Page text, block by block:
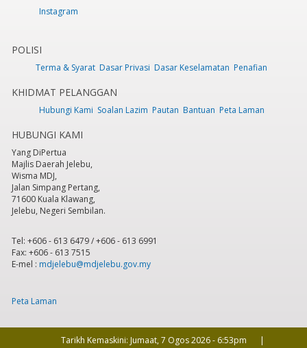
6pm
8 pm
9 pm
10pm
Instagram
POLISI
Terma & Syarat Dasar Privasi Dasar Keselamatan Penafian
KHIDMAT PELANGGAN
Hubungi Kami Soalan Lazim Pautan Bantuan Peta Laman
HUBUNGI KAMI
Yang DiPertua
Majlis Daerah Jelebu,
Wisma MDJ,
Jalan Simpang Pertang,
71600 Kuala Klawang,
Jelebu, Negeri Sembilan.
Tel: +606 - 613 6479 / +606 - 613 6991
Fax: +606 - 613 7515
E-mel : mdjelebu@mdjelebu.gov.my
Peta Laman
Tarikh Kemaskini: Jumaat, 7 Ogos 2026 - 6:53pm